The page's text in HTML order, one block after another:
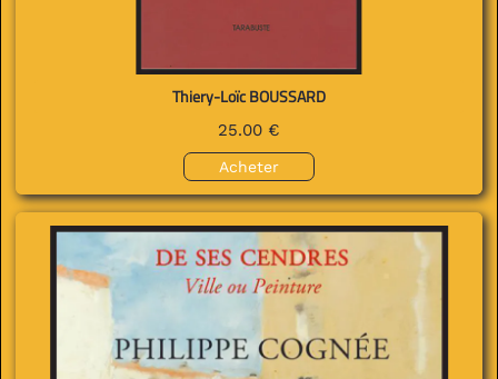
Thiery-Loïc BOUSSARD
25.00 €
Acheter